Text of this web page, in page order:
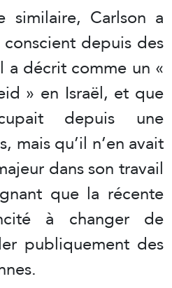
similaire, Carlson a
depuis des
a décrit comme un «
» en Israël, et que
depuis une
mais qu’il n’en avait
dans son travail
que la récente
à changer de
publiquement des